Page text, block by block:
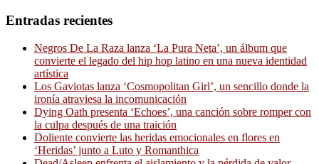
Entradas recientes
Negros De La Raza lanza ‘La Pura Neta’, un álbum que
convierte el legado del hip hop latino en una nueva identidad
artística
Los Gaviotas lanza ‘Cosmopolitan Girl’, un sencillo donde la
ironía atraviesa la incomunicación
Dying Oath presenta ‘Echoes’, una canción sobre romper con
la culpa después de una traición
Doliente convierte las heridas emocionales en flores en
‘Heridas’ junto a Luto y Romanthica